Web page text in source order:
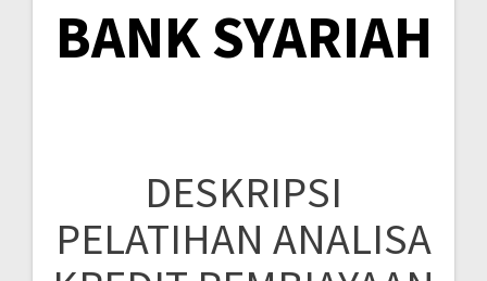
BANK SYARIAH
DESKRIPSI
PELATIHAN ANALISA